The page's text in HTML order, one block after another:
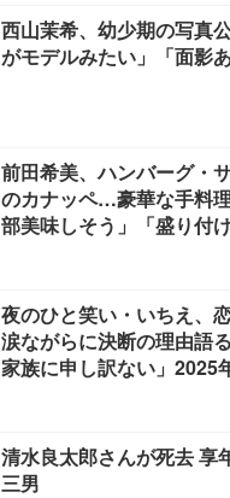
西山茉希、幼少期の写真
がモデルみたい」「面影
前田希美、ハンバーグ・
のカナッペ…豪華な手料
部美味しそう」「盛り付
夜のひと笑い・いちえ、
涙ながらに決断の理由語
家族に申し訳ない」2025
清水良太郎さんが死去 享
三男